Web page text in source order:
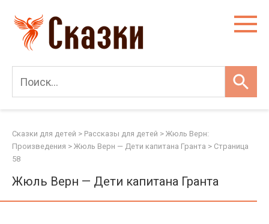
контенту
Сказки для детей > Рассказы для детей > Жюль Верн:
Произведения > Жюль Верн — Дети капитана Гранта > Страница
58
Жюль Верн — Дети капитана Гранта